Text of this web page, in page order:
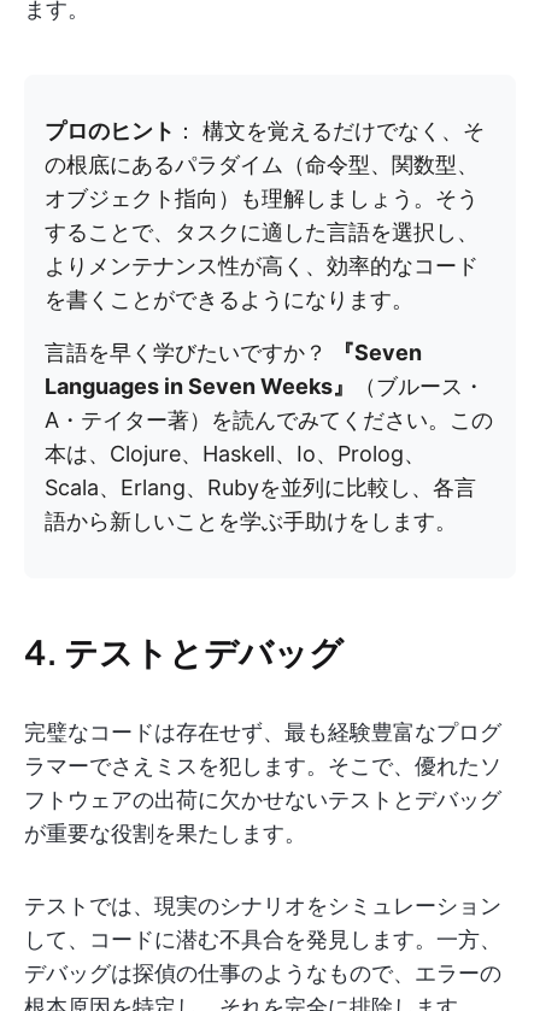
ます。
プロのヒント ： 構文を覚えるだけでなく、そ
の根底にあるパラダイム（命令型、関数型、
オブジェクト指向）も理解しましょう。そう
することで、タスクに適した言語を選択し、
よりメンテナンス性が高く、効率的なコード
を書くことができるようになります。
言語を早く学びたいですか？
『Seven
Languages in Seven Weeks』
（ブルース・
A・テイター著）を読んでみてください。この
本は、Clojure、Haskell、Io、Prolog、
Scala、Erlang、Rubyを並列に比較し、各言
語から新しいことを学ぶ手助けをします。
4. テストとデバッグ
完璧なコードは存在せず、最も経験豊富なプログ
ラマーでさえミスを犯します。そこで、優れたソ
フトウェアの出荷に欠かせないテストとデバッグ
が重要な役割を果たします。
テストでは、現実のシナリオをシミュレーション
して、コードに潜む不具合を発見します。一方、
デバッグは探偵の仕事のようなもので、エラーの